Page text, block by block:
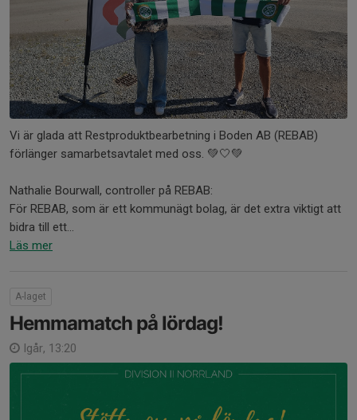
Vi är glada att Restproduktbearbetning i Boden AB (REBAB)
förlänger samarbetsavtalet med oss. 💚🤍💚
Nathalie Bourwall, controller på REBAB:
För REBAB, som är ett kommunägt bolag, är det extra viktigt att
bidra till ett...
Läs mer
A-laget
Hemmamatch på lördag!
Igår, 13:20